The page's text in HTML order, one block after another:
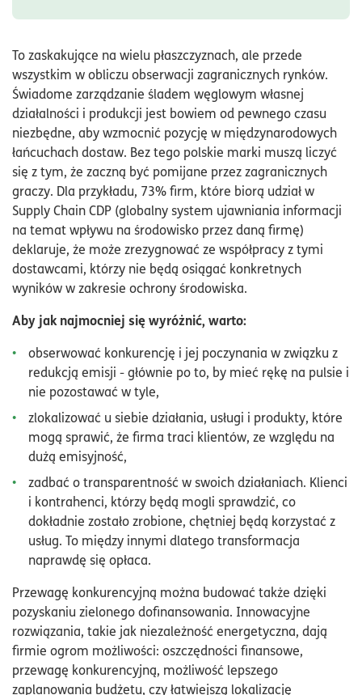
To zaskakujące na wielu płaszczyznach, ale przede
wszystkim w obliczu obserwacji zagranicznych rynków.
Świadome zarządzanie śladem węglowym własnej
działalności i produkcji jest bowiem od pewnego czasu
niezbędne, aby wzmocnić pozycję w międzynarodowych
łańcuchach dostaw. Bez tego polskie marki muszą liczyć
się z tym, że zaczną być pomijane przez zagranicznych
graczy. Dla przykładu, 73% firm, które biorą udział w
Supply Chain CDP (globalny system ujawniania informacji
na temat wpływu na środowisko przez daną firmę)
deklaruje, że może zrezygnować ze współpracy z tymi
dostawcami, którzy nie będą osiągać konkretnych
wyników w zakresie ochrony środowiska.
Aby jak najmocniej się wyróżnić, warto:
obserwować konkurencję i jej poczynania w związku z
redukcją emisji - głównie po to, by mieć rękę na pulsie i
nie pozostawać w tyle,
zlokalizować u siebie działania, usługi i produkty, które
mogą sprawić, że firma traci klientów, ze względu na
dużą emisyjność,
zadbać o transparentność w swoich działaniach. Klienci
i kontrahenci, którzy będą mogli sprawdzić, co
dokładnie zostało zrobione, chętniej będą korzystać z
usług. To między innymi dlatego transformacja
naprawdę się opłaca.
Przewagę konkurencyjną można budować także dzięki
pozyskaniu zielonego dofinansowania. Innowacyjne
rozwiązania, takie jak niezależność energetyczna, dają
firmie ogrom możliwości: oszczędności finansowe,
przewagę konkurencyjną, możliwość lepszego
zaplanowania budżetu, czy łatwiejszą lokalizację